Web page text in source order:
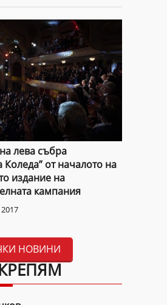
лева събра
Коледа” от началото на
издание на
кампания
НОВИНИ